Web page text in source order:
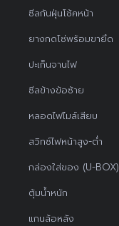
ซีลกันฝุ่นโช้คหน้า
ยางกดโซ่พร้อมขายึด
ปะเก็นจานไฟ
ซีลข้างข้อซ้าย
หลอดไฟไมล์เสียบ
สวิทช์ไฟหน้าสูง-ต่ำ
กล่องใส่ของ (U-BOX)
ตุ้มน้ำหนัก
แกนล้อหลัง